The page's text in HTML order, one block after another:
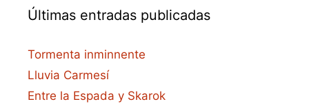
Últimas entradas publicadas
Tormenta inminnente
Lluvia Carmesí
Entre la Espada y Skarok